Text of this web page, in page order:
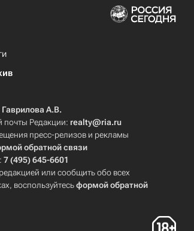
Гаврилова А.В.
почты Редакции: realty@ria.ru
пресс-релизов и рекламы
обратной связи
7 (495) 645-6601
или сообщить обо всех
воспользуйтесьформой обратной